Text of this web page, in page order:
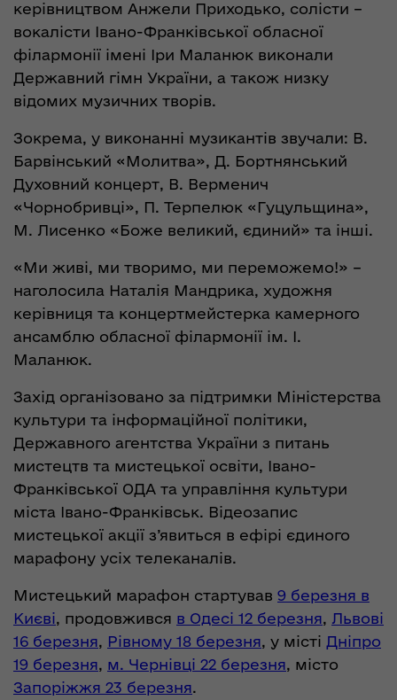
керівництвом Анжели Приходько, солісти –
вокалісти Івано-Франківської обласної
філармонії імені Іри Маланюк виконали
Державний гімн України, а також низку
відомих музичних творів.
Зокрема, у виконанні музикантів звучали: В.
Барвінський «Молитва», Д. Бортнянський
Духовний концерт, В. Верменич
«Чорнобривці», П. Терпелюк «Гуцульщина»,
М. Лисенко «Боже великий, єдиний» та інші.
«Ми живі, ми творимо, ми переможемо!» –
наголосила Наталія Мандрика, художня
керівниця та концертмейстерка камерного
ансамблю обласної філармонії ім. І.
Маланюк.
Захід організовано за підтримки Міністерства
культури та інформаційної політики,
Державного агентства України з питань
мистецтв та мистецької освіти, Івано-
Франківської ОДА та управління культури
міста Івано-Франківськ. Відеозапис
мистецької акції з’явиться в ефірі єдиного
марафону усіх телеканалів.
Мистецький марафон стартував 9 березня в
Києві, продовжився в Одесі 12 березня, Львові
16 березня, Рівному 18 березня, у місті Дніпро
19 березня, м. Чернівці 22 березня, місто
Запоріжжя 23 березня.